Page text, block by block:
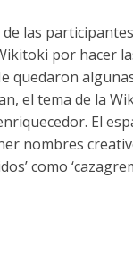
las
por hacer
quedaron
el tema de la
El
nombres
como